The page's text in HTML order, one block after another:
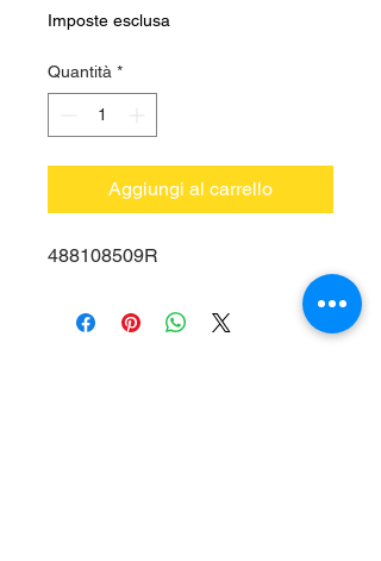
Imposte esclusa
Quantità *
Aggiungi al carrello
488108509R